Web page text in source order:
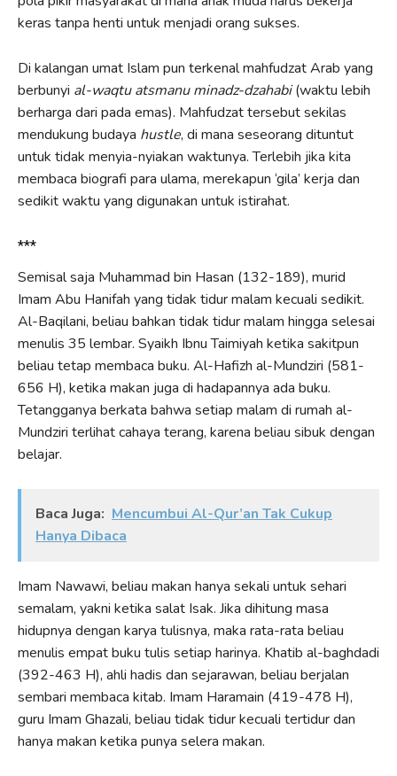
keras tanpa henti untuk menjadi orang sukses.
Di kalangan umat Islam pun terkenal mahfudzat Arab yang
berbunyi al-waqtu atsmanu minadz-dzahabi(waktu lebih
berharga dari pada emas). Mahfudzat tersebut sekilas
mendukung budaya hustle, di mana seseorang dituntut
untuk tidak menyia-nyiakan waktunya. Terlebih jika kita
membaca biografi para ulama, merekapun ‘gila’ kerja dan
sedikit waktu yang digunakan untuk istirahat.
***
Semisal saja Muhammad bin Hasan (132-189), murid
Imam Abu Hanifah yang tidak tidur malam kecuali sedikit.
Al-Baqilani, beliau bahkan tidak tidur malam hingga selesai
menulis 35 lembar. Syaikh Ibnu Taimiyah ketika sakitpun
beliau tetap membaca buku. Al-Hafizh al-Mundziri (581-
656 H), ketika makan juga di hadapannya ada buku.
Tetangganya berkata bahwa setiap malam di rumah al-
Mundziri terlihat cahaya terang, karena beliau sibuk dengan
belajar.
Baca Juga: Mencumbui Al-Qur’an Tak Cukup
Hanya Dibaca
Imam Nawawi, beliau makan hanya sekali untuk sehari
semalam, yakni ketika salat Isak. Jika dihitung masa
hidupnya dengan karya tulisnya, maka rata-rata beliau
menulis empat buku tulis setiap harinya. Khatib al-baghdadi
(392-463 H), ahli hadis dan sejarawan, beliau berjalan
sembari membaca kitab. Imam Haramain (419-478 H),
guru Imam Ghazali, beliau tidak tidur kecuali tertidur dan
hanya makan ketika punya selera makan.